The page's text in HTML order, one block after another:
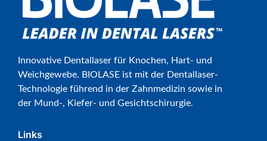
Innovative Dentallaser für Knochen, Hart- und
Weichgewebe. BIOLASE ist mit der Dentallaser-
Technologie führend in der Zahnmedizin sowie in
der Mund-, Kiefer- und Gesichtschirurgie.
Links